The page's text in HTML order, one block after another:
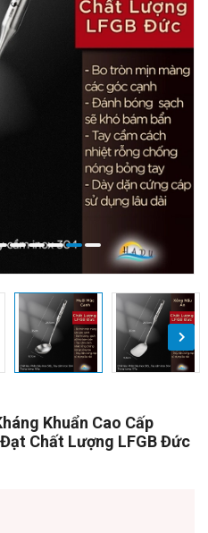
Khuẩn Cao Cấp
Chất Lượng LFGB Đức